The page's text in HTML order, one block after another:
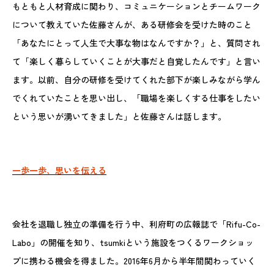
もともと人材育成に関わり、コミュニケーションとチームワーク
について教えていた佐藤さんが、ある研修会を受けた時のこと
「あなたにとって人生で大事な物はなんですか？」と、質問され
て「楽しく暮らしていくことが大事だと自覚したんです」と言い
ます。以前、自分の研修を受けてくれた部下が楽しみながら学ん
でくれていたことを思い出し、「職場を楽しくする仕事をしたい
という思いが湧いてきました」と佐藤さんは話します。
一歩一歩、思いを伝える
会社を退職し独立の準備を行う中、利府町の広報誌で「Rifu-Co-
Labo」の開催を知り、tsumkiという施設をつくるワークショッ
プに携わる機会を得ました。2016年6月から半年間関わっていく